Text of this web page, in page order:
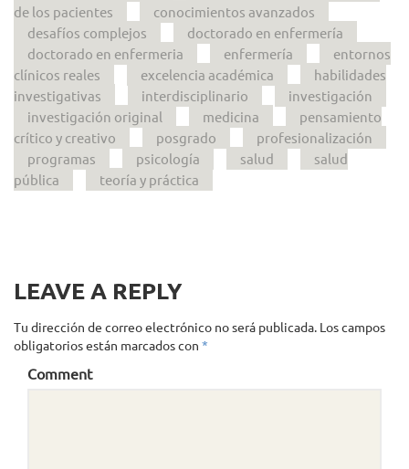
de los pacientes
conocimientos avanzados
desafíos complejos
doctorado en enfermería
doctorado en enfermeria
enfermería
entornos
clínicos reales
excelencia académica
habilidades
investigativas
interdisciplinario
investigación
investigación original
medicina
pensamiento
crítico y creativo
posgrado
profesionalización
programas
psicología salud
salud
pública
teoría y práctica
LEAVE A REPLY
Tu dirección de correo electrónico no será publicada. Los campos
obligatorios están marcados con *
Comment